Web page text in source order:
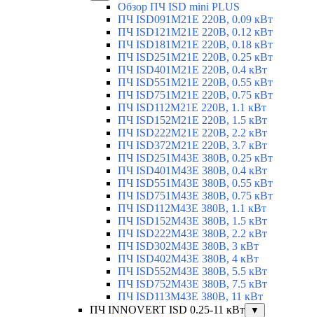
Обзор ПЧ ISD mini PLUS
ПЧ ISD091M21E 220В, 0.09 кВт
ПЧ ISD121M21E 220В, 0.12 кВт
ПЧ ISD181M21E 220В, 0.18 кВт
ПЧ ISD251M21E 220В, 0.25 кВт
ПЧ ISD401M21E 220В, 0.4 кВт
ПЧ ISD551M21E 220В, 0.55 кВт
ПЧ ISD751M21E 220В, 0.75 кВт
ПЧ ISD112M21E 220В, 1.1 кВт
ПЧ ISD152M21E 220В, 1.5 кВт
ПЧ ISD222M21E 220В, 2.2 кВт
ПЧ ISD372M21E 220В, 3.7 кВт
ПЧ ISD251M43E 380В, 0.25 кВт
ПЧ ISD401M43E 380В, 0.4 кВт
ПЧ ISD551M43E 380В, 0.55 кВт
ПЧ ISD751M43E 380В, 0.75 кВт
ПЧ ISD112M43E 380В, 1.1 кВт
ПЧ ISD152M43E 380В, 1.5 кВт
ПЧ ISD222M43E 380В, 2.2 кВт
ПЧ ISD302M43E 380В, 3 кВт
ПЧ ISD402M43E 380В, 4 кВт
ПЧ ISD552M43E 380В, 5.5 кВт
ПЧ ISD752M43E 380В, 7.5 кВт
ПЧ ISD113M43E 380В, 11 кВт
ПЧ INNOVERT ISD 0.25-11 кВт
▼